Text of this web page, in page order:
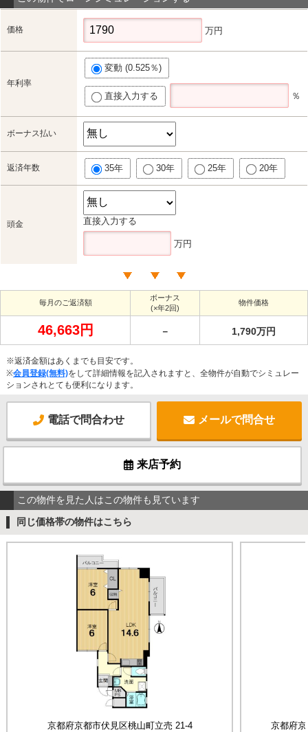
価格 万円
年利率
変動 (0.525％)
直接入力する ％
ボーナス払い
返済年数 35年 30年 25年 20年
頭金 直接入力する
万円
毎月のご返済額
ボーナス
(×年2回)
物件価格
46,663円 － 1,790万円
※返済金額はあくまでも目安です。
※会員登録(無料)をして詳細情報を記入されますと、全物件が自動でシミュレー
ションされとても便利になります。
電話で問合わせ メールで問合せ
来店予約
この物件を見た人はこの物件も見ています
同じ価格帯の物件はこちら
京都府京都市伏見区桃山町立売 21-4 京都府